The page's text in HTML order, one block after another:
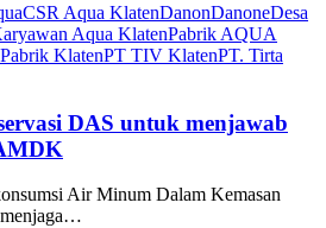
CSR Aqua KlatenDanonDanoneDesa
Aqua KlatenPabrik AQUA
KlatenPT TIV KlatenPT. Tirta
DAS untuk menjawab
Air Minum Dalam Kemasan